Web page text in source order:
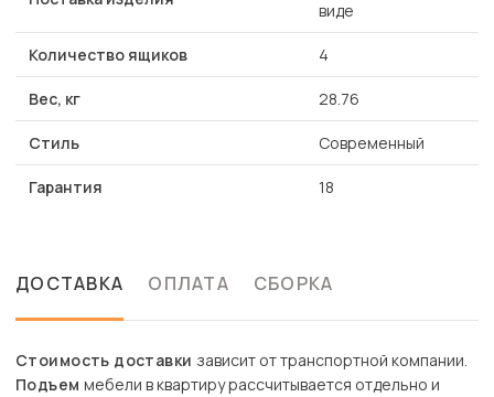
виде
Количество ящиков 4
Вес, кг 28.76
Стиль Современный
Гарантия 18
ДОСТАВКА ОПЛАТА СБОРКА
Стоимость доставки зависит от транспортной компании.
Подъем мебели в квартиру рассчитывается отдельно и